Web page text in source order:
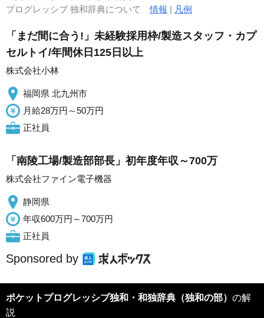
プログレッシブ 独和辞典について情報 | 凡例
「まだ間に合う!」未経験採用枠/製造スタッフ・カプ
セルトイ/年間休日125日以上
株式会社小林
福岡県 北九州市
月給28万円～50万円
正社員
「南陵工場/製造部部長」初年度年収～700万
株式会社ファイン電子機器
静岡県
年収600万円～700万円
正社員
Sponsored by
ポケットプログレッシブ独和・和独辞典（独和の部） の解
説